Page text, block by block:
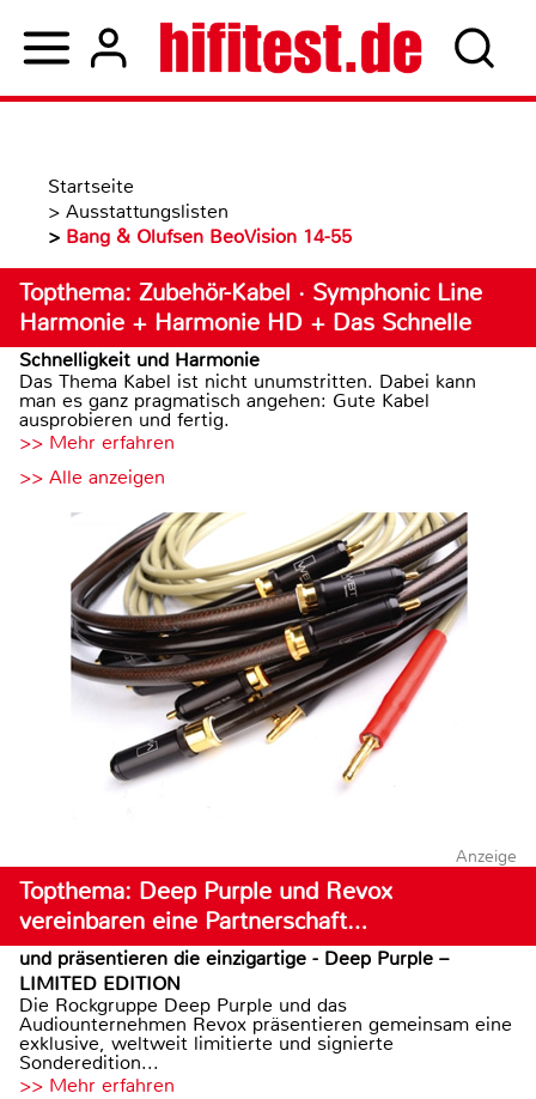
Startseite
> Ausstattungslisten
>
Bang & Olufsen BeoVision 14-55
Topthema: Zubehör-Kabel · Symphonic Line
Harmonie + Harmonie HD + Das Schnelle
Schnelligkeit und Harmonie
Das Thema Kabel ist nicht unumstritten. Dabei kann
man es ganz pragmatisch angehen: Gute Kabel
ausprobieren und fertig.
>> Mehr erfahren
>> Alle anzeigen
Anzeige
Topthema: Deep Purple und Revox
vereinbaren eine Partnerschaft…
und präsentieren die einzigartige - Deep Purple –
LIMITED EDITION
Die Rockgruppe Deep Purple und das
Audiounternehmen Revox präsentieren gemeinsam eine
exklusive, weltweit limitierte und signierte
Sonderedition...
>> Mehr erfahren